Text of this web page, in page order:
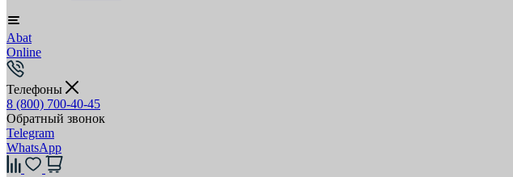
Abat
Online
Телефоны
8 (800) 700-40-45
Обратный звонок
Telegram
WhatsApp